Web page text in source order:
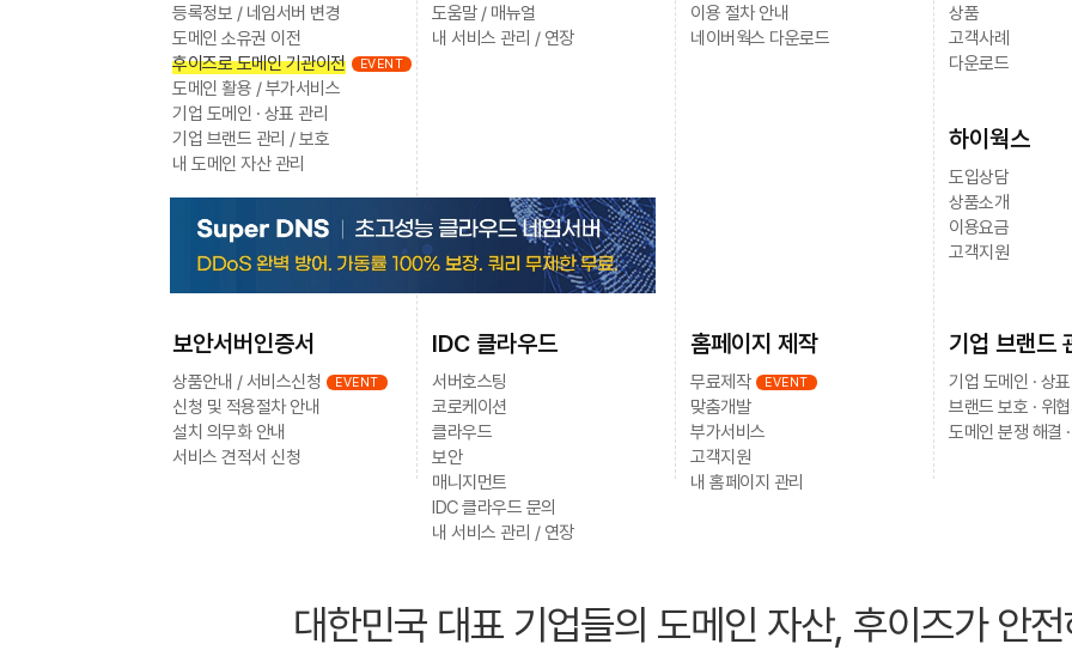
등록정보 / 네임서버 변경
도메인 소유권 이전
후이즈로 도메인 기관이전
EVENT
도메인 활용 / 부가서비스
기업 도메인 · 상표 관리
기업 브랜드 관리 / 보호
내 도메인 자산 관리
보안서버인증서
상품안내 / 서비스신청 EVENT
신청 및 적용절차 안내
설치 의무화 안내
서비스 견적서 신청
도움말 / 매뉴얼
내 서비스 관리 / 연장
IDC 클라우드
서버호스팅
코로케이션
클라우드
보안
매니지먼트
IDC 클라우드 문의
내 서비스 관리 / 연장
이용 절차 안내
네이버웍스 다운로드
홈페이지 제작
무료제작 EVENT
맞춤개발
부가서비스
고객지원
내 홈페이지 관리
상품
고객사례
다운로드
하이웍스
도입상담
상품소개
이용요금
고객지원
기업 브랜드
기업 도메인 · 상
브랜드 보호 · 위
도메인 분쟁 해결
대한민국 대표 기업들의 도메인 자산, 후이즈가 안